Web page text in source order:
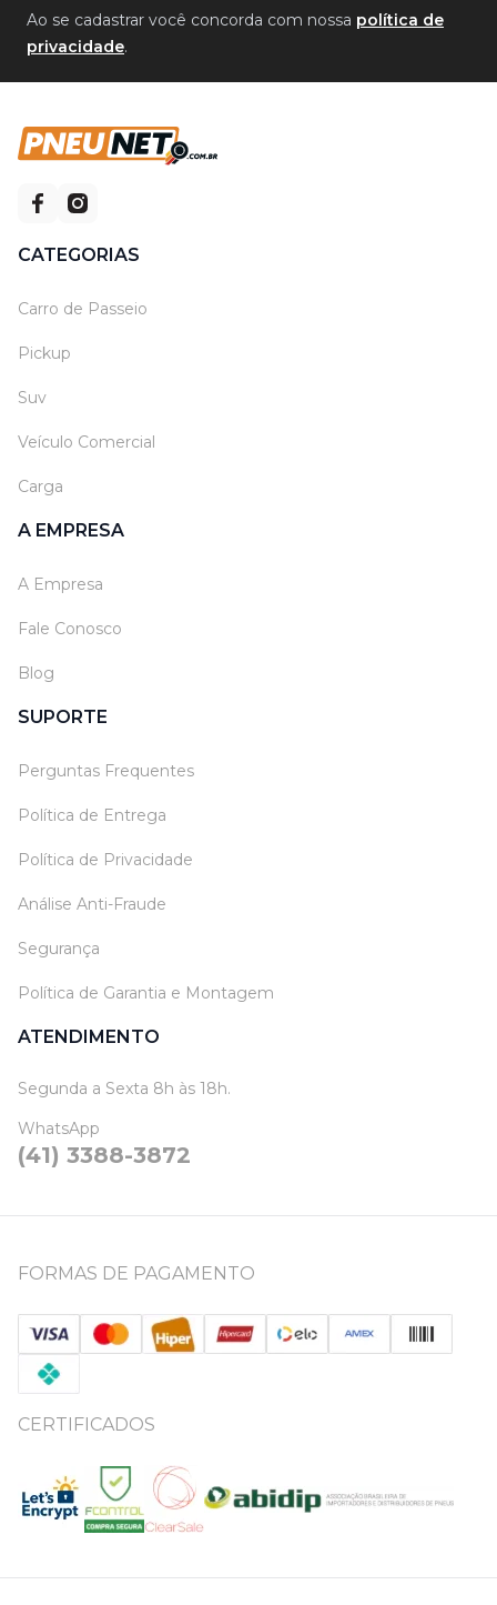
Ao se cadastrar você concorda com nossa política de
privacidade.
CATEGORIAS
Carro de Passeio
Pickup
Suv
Veículo Comercial
Carga
A EMPRESA
A Empresa
Fale Conosco
Blog
SUPORTE
Perguntas Frequentes
Política de Entrega
Política de Privacidade
Análise Anti-Fraude
Segurança
Política de Garantia e Montagem
ATENDIMENTO
Segunda a Sexta 8h às 18h.
WhatsApp
(41) 3388-3872
FORMAS DE PAGAMENTO
CERTIFICADOS